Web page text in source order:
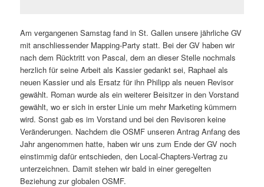
Am vergangenen Samstag fand in St. Gallen unsere jährliche GV
mit anschliessender Mapping-Party statt. Bei der GV haben wir
nach dem Rücktritt von Pascal, dem an dieser Stelle nochmals
herzlich für seine Arbeit als Kassier gedankt sei, Raphael als
neuen Kassier und als Ersatz für ihn Philipp als neuen Revisor
gewählt. Roman wurde als ein weiterer Beisitzer in den Vorstand
gewählt, wo er sich in erster Linie um mehr Marketing kümmern
wird. Sonst gab es im Vorstand und bei den Revisoren keine
Veränderungen. Nachdem die OSMF unseren Antrag Anfang des
Jahr angenommen hatte, haben wir uns zum Ende der GV noch
einstimmig dafür entschieden, den Local-Chapters-Vertrag zu
unterzeichnen. Damit stehen wir bald in einer geregelten
Beziehung zur globalen OSMF.